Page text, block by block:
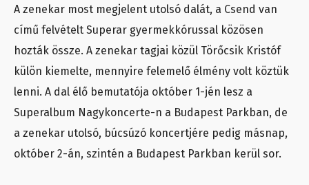
A zenekar most megjelent utolsó dalát, a Csend van
című felvételt Superar gyermekkórussal közösen
hozták össze. A zenekar tagjai közül Törőcsik Kristóf
külön kiemelte, mennyire felemelő élmény volt köztük
lenni. A dal élő bemutatója október 1-jén lesz a
Superalbum Nagykoncerte-n a Budapest Parkban, de
a zenekar utolsó, búcsúzó koncertjére pedig másnap,
október 2-án, szintén a Budapest Parkban kerül sor.